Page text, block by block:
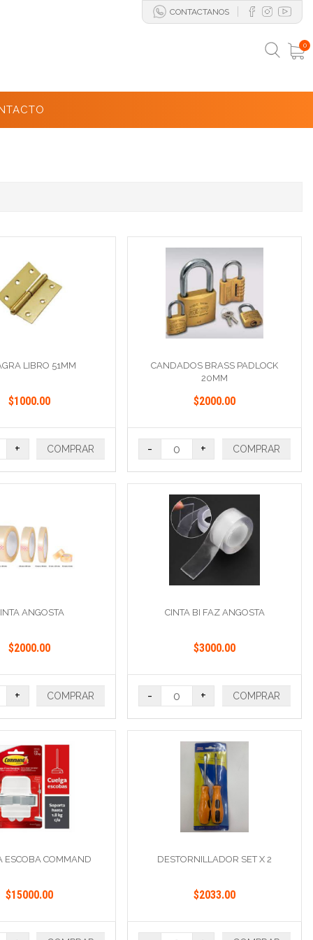
CONTACTANOS
0
LIBRO 51MM
$1000.00
+ COMPRAR
CANDADOS BRASS PADLOCK
20MM
$2000.00
- + COMPRAR
ANGOSTA
$2000.00
+ COMPRAR
CINTA BI FAZ ANGOSTA
$3000.00
- + COMPRAR
ESCOBA COMMAND
$15000.00
DESTORNILLADOR SET X 2
$2033.00